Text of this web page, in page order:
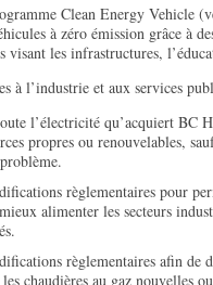
Clean Energy Vehicle
à zéro émission grâce à
visant les infrastructures,
à l’industrie et aux services
l’électricité qu’acquiert BC
propres ou renouvelables,
règlementaires pour
alimenter les secteurs
règlementaires afin de
chaudières au gaz nouvelles